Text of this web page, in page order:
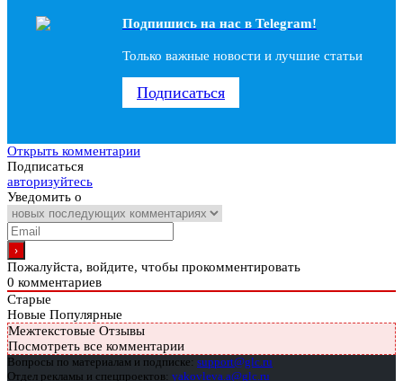
Подпишись на наc в Telegram!
Только важные новости и лучшие статьи
Подписаться
Открыть комментарии
Подписаться
авторизуйтесь
Уведомить о
Пожалуйста, войдите, чтобы прокомментировать
0 комментариев
Старые
Новые Популярные
Межтекстовые Отзывы
Посмотреть все комментарии
Вопросы по материалам и подписке: support@glc.ru
Отдел рекламы и спецпроектов: yakovleva.a@glc.ru